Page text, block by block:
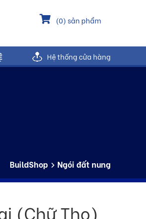
(0) sản phẩm
Hệ thống cửa hàng
BuildShop Ngói đất nung
(Chữ Thọ)